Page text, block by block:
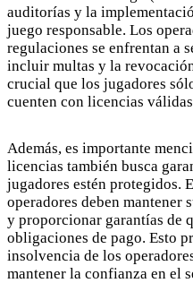
auditorías y la
juego responsable. Los
regulaciones se enfrentan a
incluir multas y la
crucial que los jugadores
cuenten con licencias
Además, es importante
licencias también busca
jugadores estén protegidos.
operadores deben mantener
y proporcionar garantías de
obligaciones de pago. Esto
insolvencia de los
mantener la confianza en el